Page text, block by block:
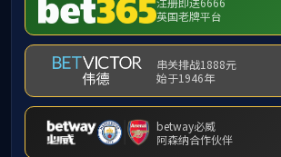
网站首页